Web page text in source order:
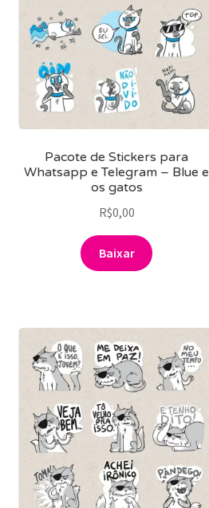
Pacote de Stickers para
Whatsapp e Telegram – Blue e
os gatos
R$0,00
Baixar